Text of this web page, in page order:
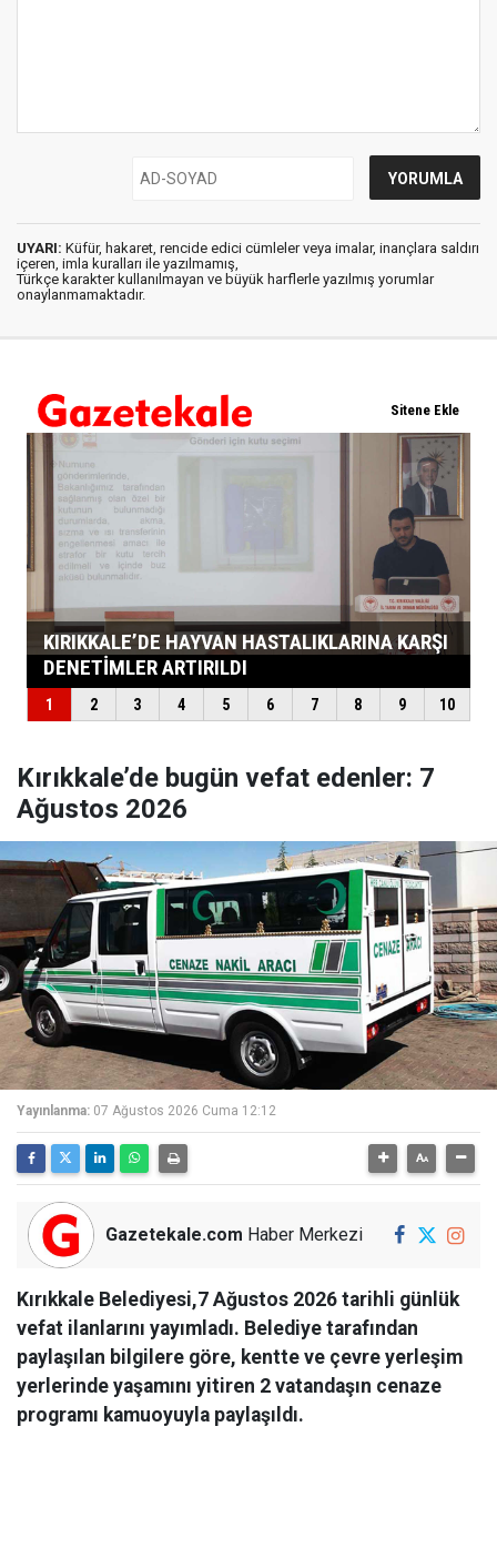
UYARI: Küfür, hakaret, rencide edici cümleler veya imalar, inançlara saldırı
içeren, imla kuralları ile yazılmamış,
Türkçe karakter kullanılmayan ve büyük harflerle yazılmış yorumlar
onaylanmamaktadır.
Kırıkkale’de bugün vefat edenler: 7
Ağustos 2026
Yayınlanma: 07 Ağustos 2026 Cuma 12:12
Gazetekale.com Haber Merkezi
Kırıkkale Belediyesi,7 Ağustos 2026 tarihli günlük
vefat ilanlarını yayımladı. Belediye tarafından
paylaşılan bilgilere göre, kentte ve çevre yerleşim
yerlerinde yaşamını yitiren 2 vatandaşın cenaze
programı kamuoyuyla paylaşıldı.